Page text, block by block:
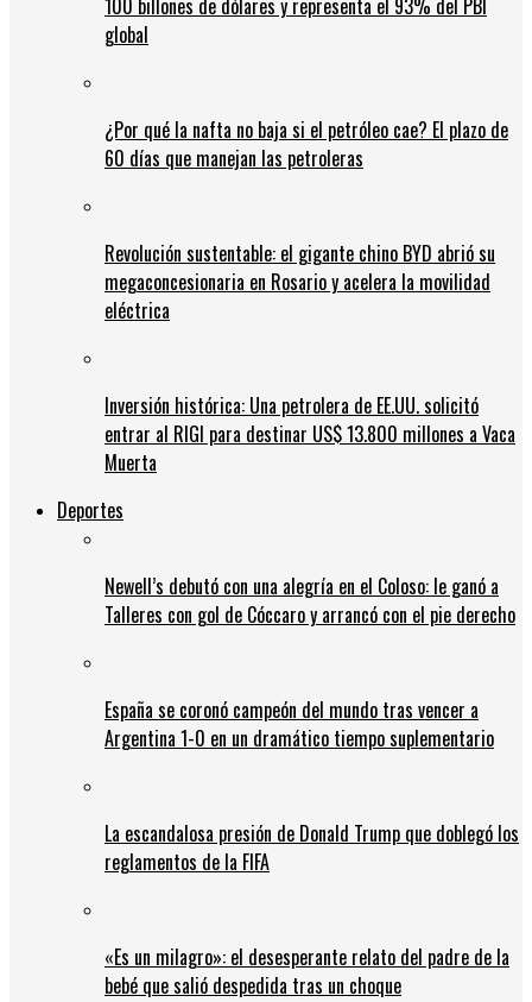
100 billones de dólares y representa el 93% del PBI
global
¿Por qué la nafta no baja si el petróleo cae? El plazo de
60 días que manejan las petroleras
Revolución sustentable: el gigante chino BYD abrió su
megaconcesionaria en Rosario y acelera la movilidad
eléctrica
Inversión histórica: Una petrolera de EE.UU. solicitó
entrar al RIGI para destinar US$ 13.800 millones a Vaca
Muerta
Deportes
Newell’s debutó con una alegría en el Coloso: le ganó a
Talleres con gol de Cóccaro y arrancó con el pie derecho
España se coronó campeón del mundo tras vencer a
Argentina 1-0 en un dramático tiempo suplementario
La escandalosa presión de Donald Trump que doblegó los
reglamentos de la FIFA
«Es un milagro»: el desesperante relato del padre de la
bebé que salió despedida tras un choque